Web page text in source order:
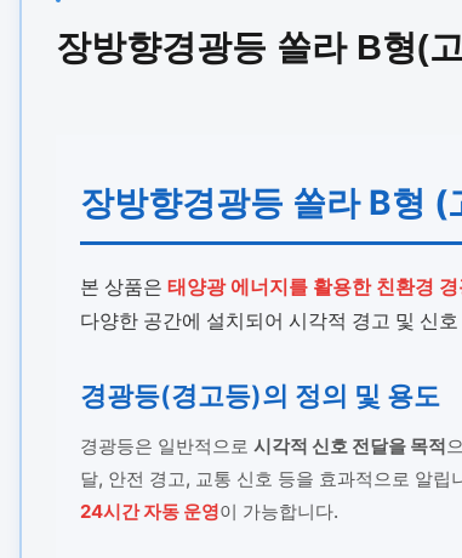
장방향경광등 쏠라 B형(
장방향경광등 쏠라 B형
본 상품은 태양광 에너지를 활용한 친환경
다양한 공간에 설치되어 시각적 경고 및 신
경광등(경고등)의 정의 및 용도
경광등은 일반적으로 시각적 신호 전달을 목적
달, 안전 경고, 교통 신호 등을 효과적으로 알
24시간 자동 운영이 가능합니다.